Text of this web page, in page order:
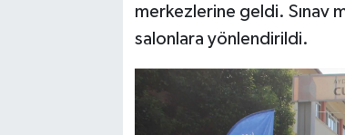
merkezlerine geldi. Sınav
salonlara yönlendirildi.